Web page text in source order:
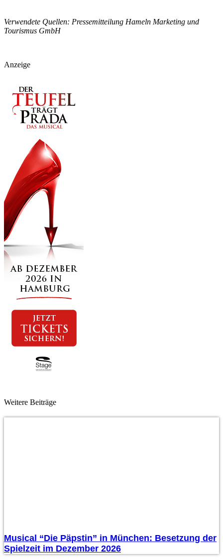
Verwendete Quellen: Pressemitteilung Hameln Marketing und
Tourismus GmbH
Anzeige
Weitere Beiträge
Musical “Die Päpstin” in München: Besetzung der
Spielzeit im Dezember 2026